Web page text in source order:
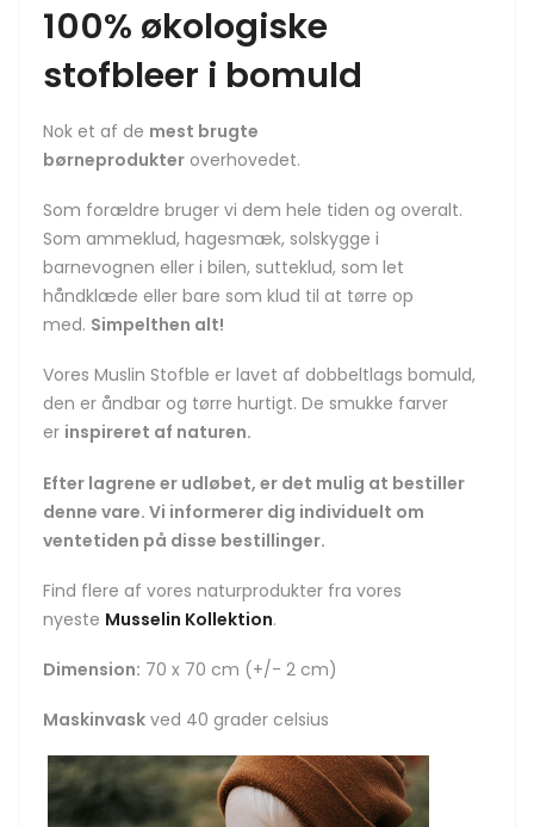
100% økologiske
stofbleer i bomuld
Nok et af de mest brugte
børneprodukter overhovedet.
Som forældre bruger vi dem hele tiden og overalt.
Som ammeklud, hagesmæk, solskygge i
barnevognen eller i bilen, sutteklud, som let
håndklæde eller bare som klud til at tørre op
med. Simpelthen alt!
Vores Muslin Stofble er lavet af dobbeltlags bomuld,
den er åndbar og tørre hurtigt. De smukke farver
er inspireret af naturen.
Efter lagrene er udløbet, er det mulig at bestiller
denne vare. Vi informerer dig individuelt om
ventetiden på disse bestillinger.
Find flere af vores naturprodukter fra vores
nyeste Musselin Kollektion.
Dimension: 70 x 70 cm (+/- 2 cm)
Maskinvask ved 40 grader celsius